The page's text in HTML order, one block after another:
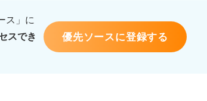
ス」に
スでき
優先ソースに登録する